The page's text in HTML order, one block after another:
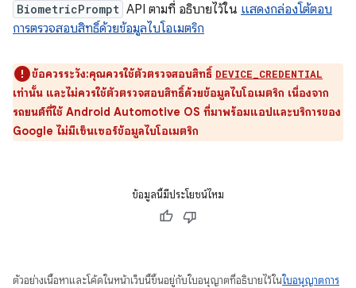
BiometricPrompt API ตามที่ อธิบายไว้ใน แสดงกล่องโต้ตอบ
การตรวจสอบสิทธิ์ด้วยข้อมูลไบโอเมตริก
ข้อควรระวัง:คุณควรใช้ตัวตรวจสอบสิทธิ์ DEVICE_CREDENTIAL
เท่านั้น และไม่ควรใช้ตัวตรวจสอบสิทธิ์ด้วยข้อมูลไบโอเมตริก เนื่องจาก
รถยนต์ที่ใช้ Android Automotive OS ที่มาพร้อมแอปและบริการของ
Google ไม่มีเซ็นเซอร์ข้อมูลไบโอเมตริก
ข้อมูลนี้มีประโยชน์ไหม
ตัวอย่างเนื้อหาและโค้ดในหน้าเว็บนี้ขึ้นอยู่กับใบอนุญาตที่อธิบายไว้ในใบอนุญาตการ